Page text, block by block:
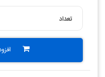
تعداد
افزودن به سبد خرید